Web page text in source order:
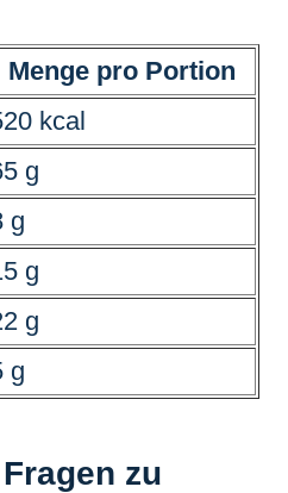
Menge pro Portion
kcal
g
g
g
g
g
zu